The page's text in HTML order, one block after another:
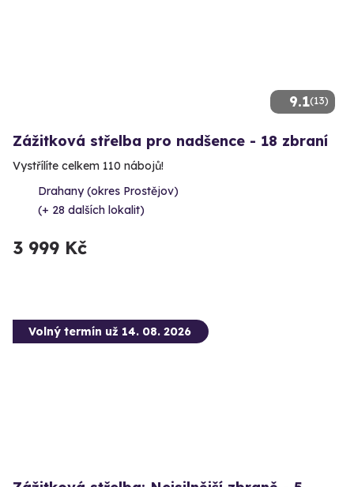
9.1(13)
Zážitková střelba pro nadšence - 18 zbraní
Vystřílíte celkem 110 nábojů!
Drahany (okres Prostějov)
(+ 28 dalších lokalit)
3 999 Kč
Volný termín už 14. 08. 2026